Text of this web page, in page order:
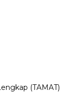
(TAMAT)